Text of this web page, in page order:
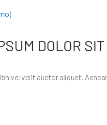
DOLOR
vel velit auctor aliquet.